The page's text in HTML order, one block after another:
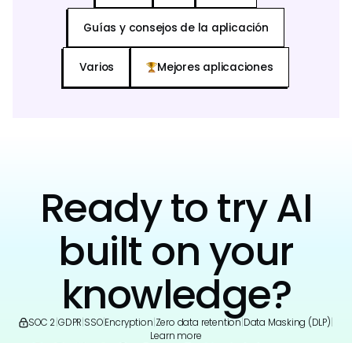
Guías y consejos de la aplicación
Varios Mejores aplicaciones
Ready to try AI
built on your
knowledge?
SOC 2|GDPR|SSO|Encryption|Zero data retention|Data Masking (DLP)|
Learn more